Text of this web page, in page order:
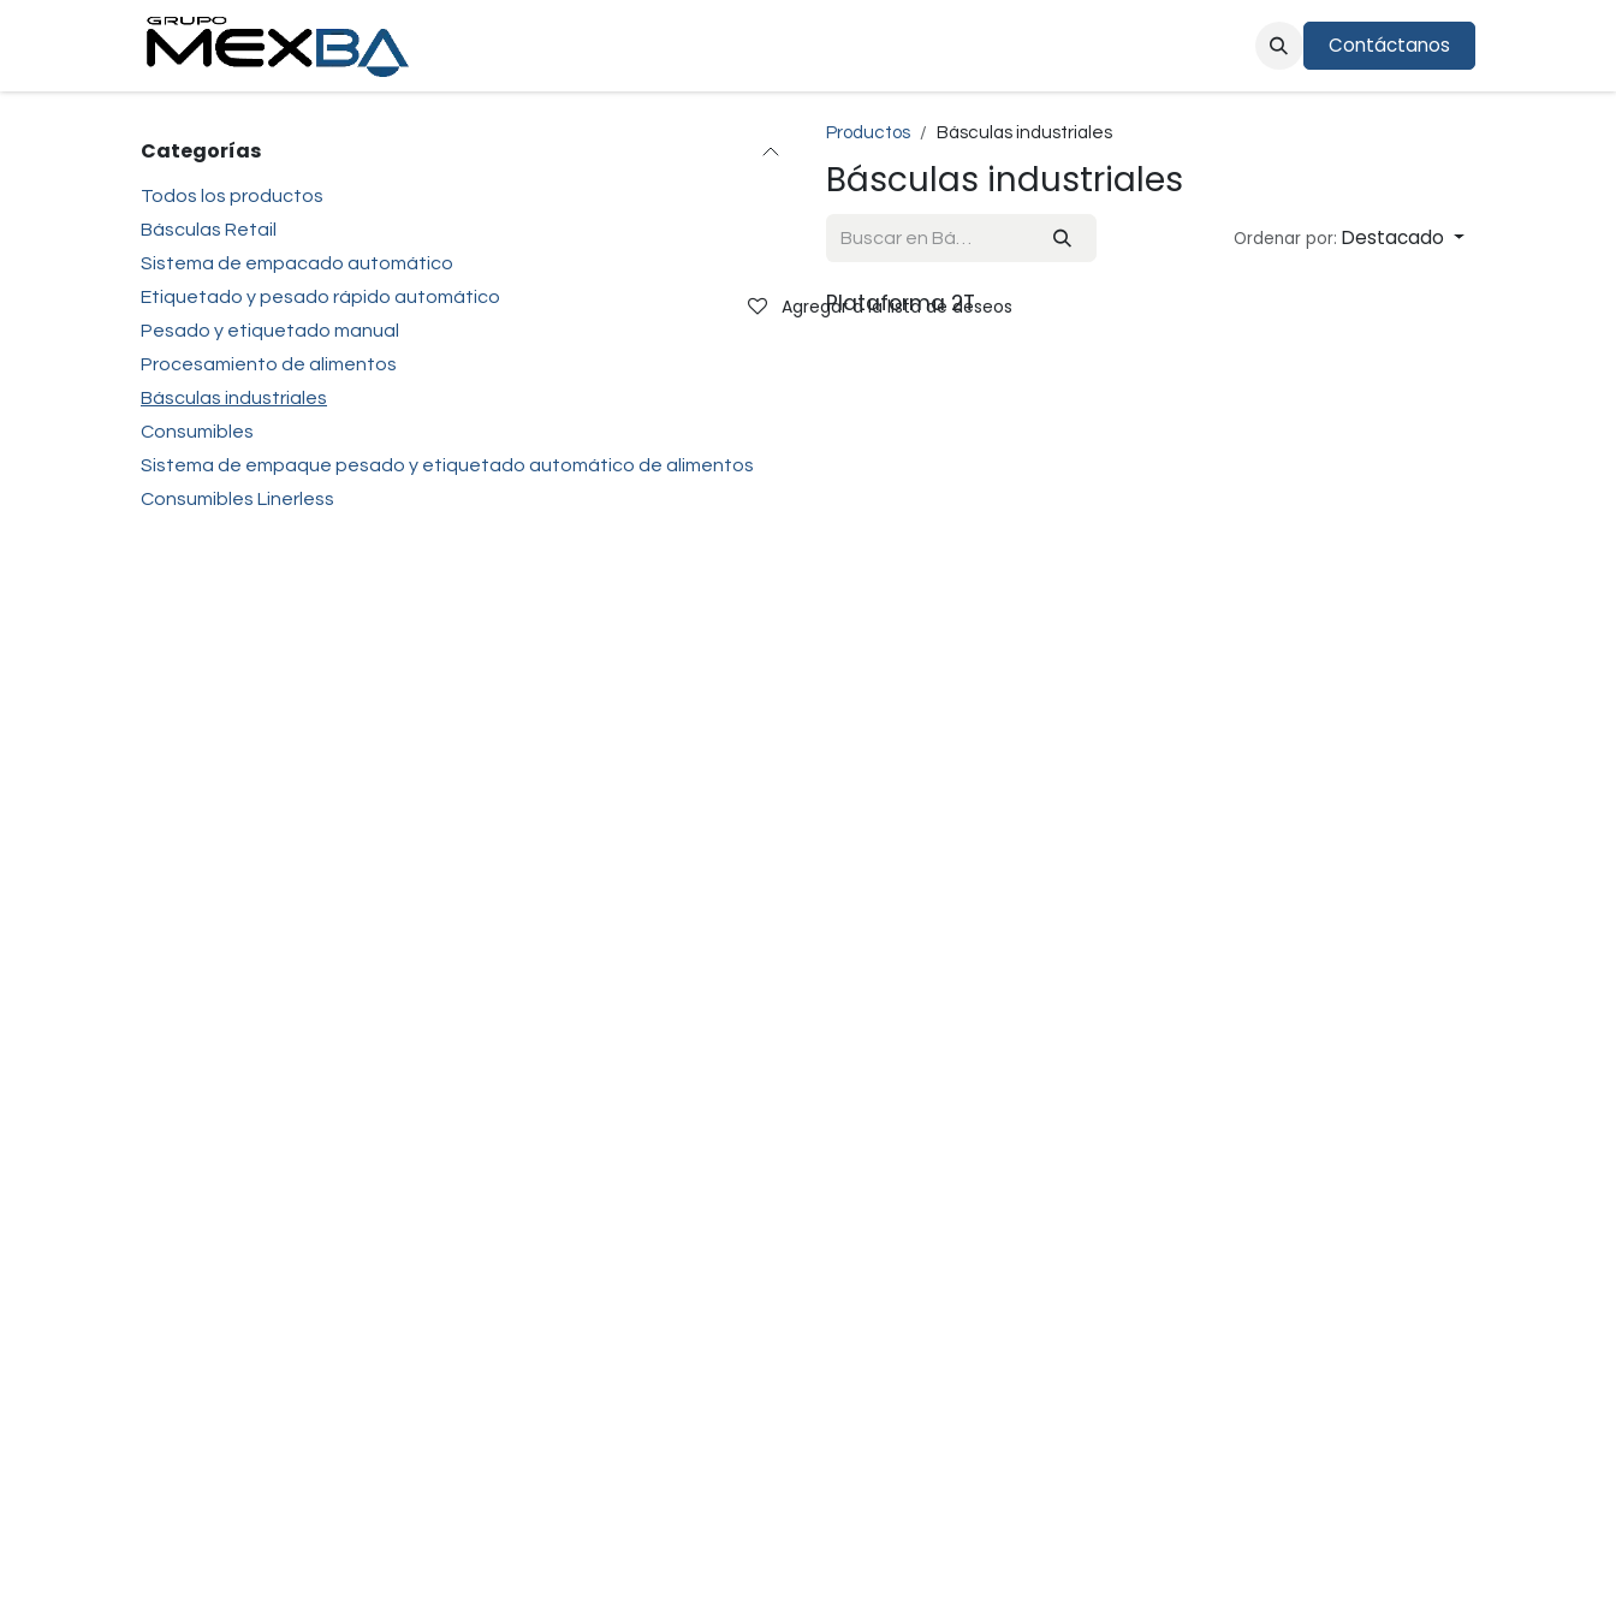
Contáctanos
Categorías
Todos los productos
Básculas Retail
Sistema de empacado automático
Etiquetado y pesado rápido automático
Pesado y etiquetado manual
Procesamiento de alimentos
Básculas industriales
Consumibles
Sistema de empaque pesado y etiquetado automático de alimentos
Consumibles Linerless
Productos Básculas industriales
Básculas industriales
Ordenar por: Destacado
Plataforma 2T
Agregar a la lista de deseos